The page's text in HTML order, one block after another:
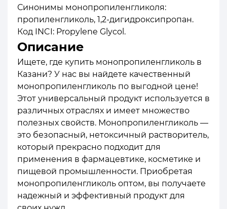
Синонимы монопропиленгликоля:
пропиленгликоль, 1,2-дигидроксипропан.
Код INCI: Propylene Glycol.
Описание
Ищете, где купить монопропиленгликоль в
Казани? У нас вы найдете качественный
монопропиленгликоль по выгодной цене!
Этот универсальный продукт используется в
различных отраслях и имеет множество
полезных свойств. Монопропиленгликоль —
это безопасный, нетоксичный растворитель,
который прекрасно подходит для
применения в фармацевтике, косметике и
пищевой промышленности. Приобретая
монопропиленгликоль оптом, вы получаете
надежный и эффективный продукт для